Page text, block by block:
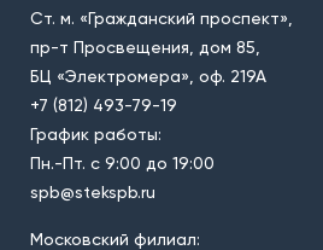
Ст. м. «Гражданский проспект»,
пр-т Просвещения, дом 85,
БЦ «Электромера», оф. 219А
+7 (812) 493-79-19
График работы:
Пн.-Пт. с 9:00 до 19:00
spb@stekspb.ru
Московский филиал: